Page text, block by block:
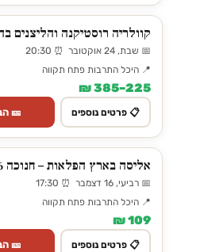
קוולריה רוסטיקנה והליצנים
📅 שבת, 24 אוקטובר ⏰ 20:30
📍 היכל התרבות פתח תקווה
225–385 ₪
📋 פרטים נוספים 🎫
אליסה בארץ הפלאות – חנוכה 2026
📅 רביעי, 16 דצמבר ⏰ 17:30
📍 היכל התרבות פתח תקווה
109 ₪
📋 פרטים נוספים 🎫